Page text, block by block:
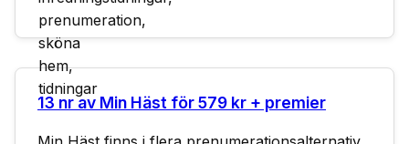
13 nr av Min Häst för 579 kr + premier